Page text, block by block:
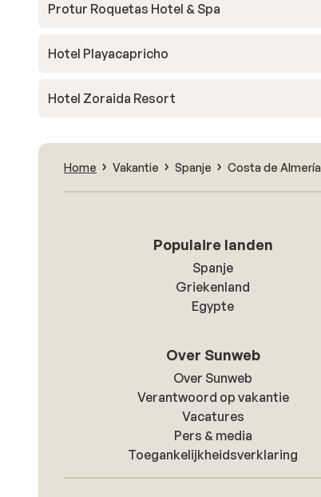
Protur Roquetas Hotel & Spa
Hotel Playacapricho
Hotel Zoraida Resort
Home Vakantie Spanje Costa de Almería
Populaire landen
Spanje
Griekenland
Egypte
Over Sunweb
Over Sunweb
Verantwoord op vakantie
Vacatures
Pers & media
Toegankelijkheidsverklaring